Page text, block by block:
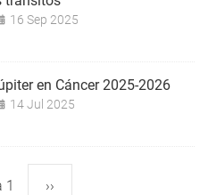
16 Sep 2025
en Cáncer 2025-2026
14 Jul 2025
1 Siguiente
››